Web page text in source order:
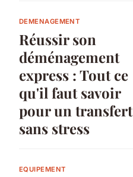
DEMENAGEMENT
Réussir son
déménagement
express : Tout ce
qu'il faut savoir
pour un transfert
sans stress
EQUIPEMENT